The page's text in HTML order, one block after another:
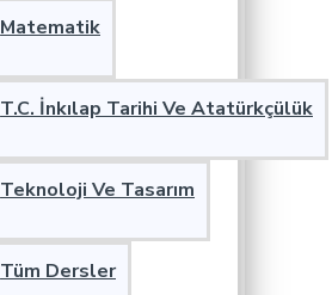
Matematik
T.C. İnkılap Tarihi Ve Atatürkçülük
Teknoloji Ve Tasarım
Tüm Dersler